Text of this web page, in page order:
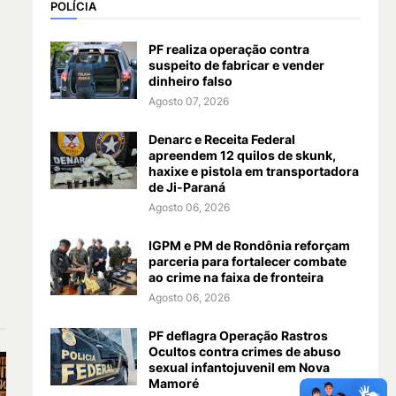
POLÍCIA
PF realiza operação contra
suspeito de fabricar e vender
dinheiro falso
Agosto 07, 2026
Denarc e Receita Federal
apreendem 12 quilos de skunk,
haxixe e pistola em transportadora
de Ji-Paraná
Agosto 06, 2026
IGPM e PM de Rondônia reforçam
parceria para fortalecer combate
ao crime na faixa de fronteira
Agosto 06, 2026
PF deflagra Operação Rastros
Ocultos contra crimes de abuso
sexual infantojuvenil em Nova
Mamoré